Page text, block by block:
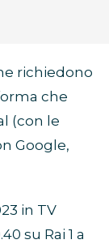
richiedono
che
(con le
Google,
in TV
su Rai 1 a